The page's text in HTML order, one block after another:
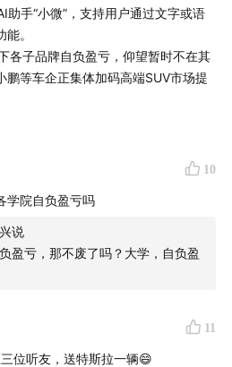
倍
新、秋杰、琳琳、迪卡
系我们；
助手“小微”，支持用户通过文字或语
。
各子品牌自负盈亏，仰望暂时不在其
鹏等车企正集体加码高端SUV市场提
众集团宣布，将于年底前削减1.9万
争加剧、转型成本压力。
端的快速模式和专家模式右边新
在美国纽约的4家门店陷入品牌授权
场缩减直营业务：负责中国与日本之
公室裁撤约120 个职位。
国对澳大利亚进口牛肉在现行适用税
。
10
学院自负盈亏吗
说
盈亏，那不废了吗？大学，自负盈
11
位听友，送特斯拉一辆😄